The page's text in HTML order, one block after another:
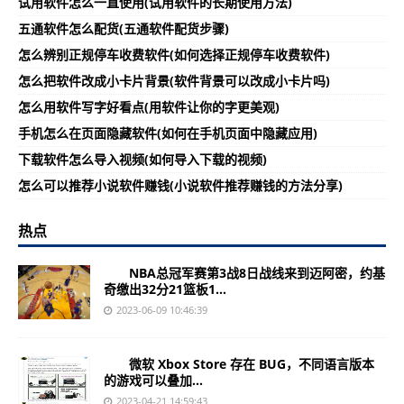
五通软件怎么配货(五通软件配货步骤)
怎么辨别正规停车收费软件(如何选择正规停车收费软件)
怎么把软件改成小卡片背景(软件背景可以改成小卡片吗)
怎么用软件写字好看点(用软件让你的字更美观)
手机怎么在页面隐藏软件(如何在手机页面中隐藏应用)
下载软件怎么导入视频(如何导入下载的视频)
怎么可以推荐小说软件赚钱(小说软件推荐赚钱的方法分享)
热点
NBA总冠军赛第3战8日战线来到迈阿密，约基
奇缴出32分21篮板1...
2023-06-09 10:46:39
微软 Xbox Store 存在 BUG，不同语言版本
的游戏可以叠加...
2023-04-21 14:59:43